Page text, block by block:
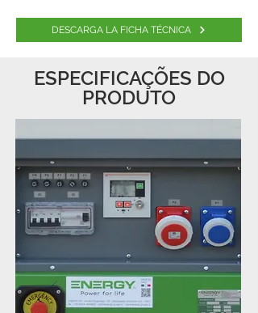
DESCARGA LA FICHA TÉCNICA
ESPECIFICAÇÕES DO
PRODUTO